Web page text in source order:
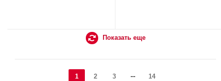
Показать еще
1 2 3 14